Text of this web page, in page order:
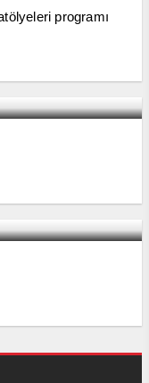
programı